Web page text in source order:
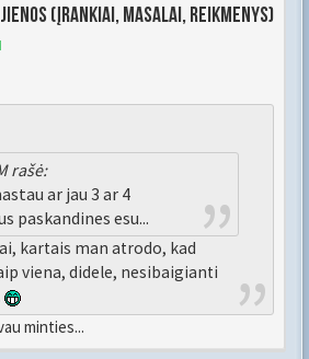
(įrankiai, masalai, reikmenys)
rašė:
ar jau 3 ar 4
paskandines esu...
kartais man atrodo, kad
viena, didele, nesibaigianti
minties...